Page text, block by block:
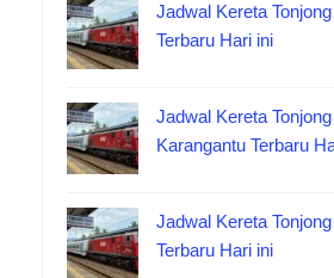
Jadwal Kereta
Terbaru Hari ini
Jadwal Kereta
Karangantu Terbaru
Jadwal Kereta
Terbaru Hari ini